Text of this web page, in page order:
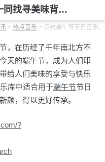
传统端午节节日音乐，一同找寻美味背后的故事
> 热点音乐 > 传统端午节节日音乐
，在历经了千年南北方不
天的端午节，成为人们印
给人们美味的享受与快乐
库中适合用于端午节节日
颜，得以更好传承。
?